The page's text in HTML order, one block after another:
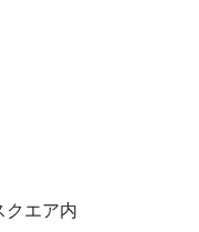
クエア内